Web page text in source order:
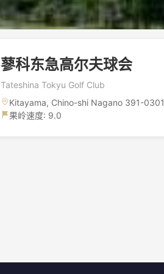
蓼科东急高尔夫球会
Tateshina Tokyu Golf Club
Kitayama, Chino-shi Nagano 391-0301
果岭速度: 9.0